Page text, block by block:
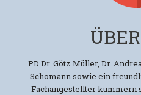
PD Dr. Götz Müller, Dr.
Schomann sowie ein
Fachangestellter kümmern